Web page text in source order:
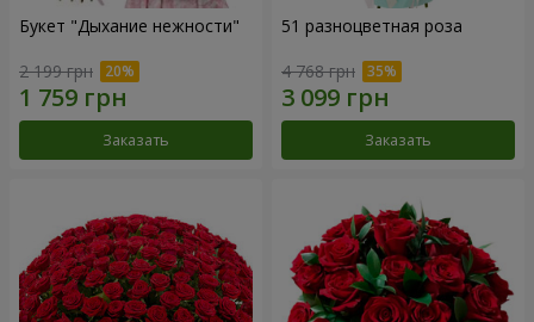
Букет "Дыхание нежности"
2 199 грн
Заказать
51 разноцветная роза
4 768 грн
Заказать